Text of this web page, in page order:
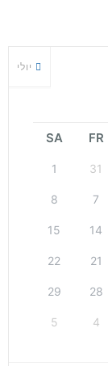
יולי
FR
SA
31
1
7
8
14
15
21
22
28
29
4
5